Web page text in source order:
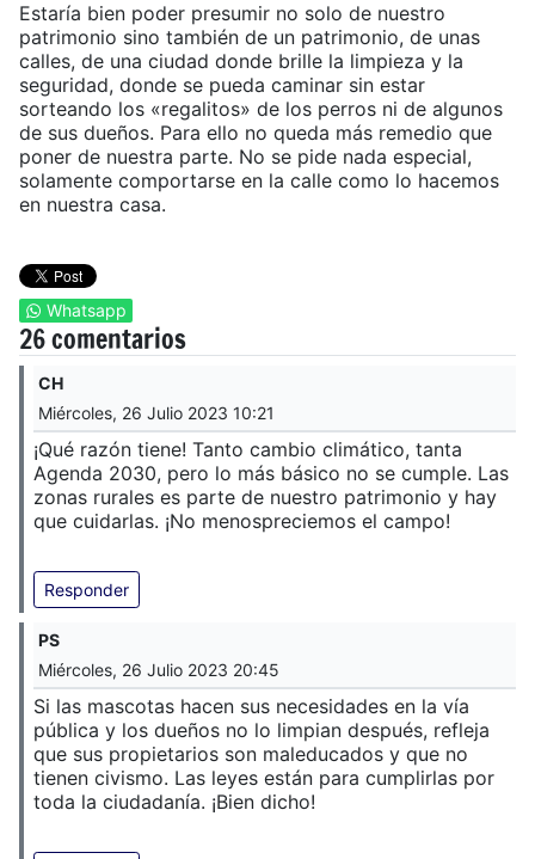
Estaría bien poder presumir no solo de nuestro
patrimonio sino también de un patrimonio, de unas
calles, de una ciudad donde brille la limpieza y la
seguridad, donde se pueda caminar sin estar
sorteando los «regalitos» de los perros ni de algunos
de sus dueños. Para ello no queda más remedio que
poner de nuestra parte. No se pide nada especial,
solamente comportarse en la calle como lo hacemos
en nuestra casa.
Whatsapp
26 comentarios
CH
Miércoles, 26 Julio 2023 10:21
¡Qué razón tiene! Tanto cambio climático, tanta
Agenda 2030, pero lo más básico no se cumple. Las
zonas rurales es parte de nuestro patrimonio y hay
que cuidarlas. ¡No menospreciemos el campo!
Responder
PS
Miércoles, 26 Julio 2023 20:45
Si las mascotas hacen sus necesidades en la vía
pública y los dueños no lo limpian después, refleja
que sus propietarios son maleducados y que no
tienen civismo. Las leyes están para cumplirlas por
toda la ciudadanía. ¡Bien dicho!